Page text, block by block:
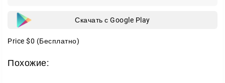
Скачать с Google Play
Price $0 (Бесплатно)
Похожие: